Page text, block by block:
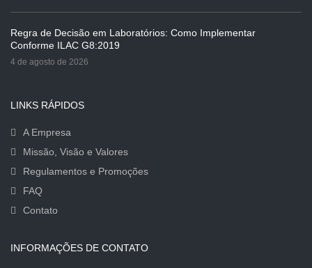
Regra de Decisão em Laboratórios: Como Implementar
Conforme ILAC G8:2019
4 de agosto de 2026
LINKS RÁPIDOS
A Empresa
Missão, Visão e Valores
Regulamentos e Promoções
FAQ
Contato
INFORMAÇÕES DE CONTATO